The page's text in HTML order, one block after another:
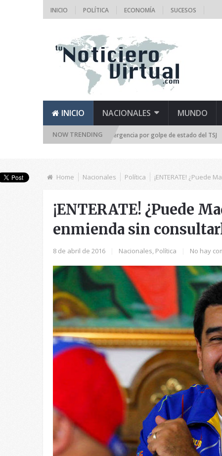
INICIO POLÍTICA ECONOMÍA SUCESOS
INICIO NACIONALES MUNDO
NOW TRENDING
Nacional se reúne de emergencia por golpe de estado del TSJ
Home Nacionales Política ¡ENTERATE! ¿Puede
¡ENTERATE! ¿Puede
enmienda sin
8 de abril de 2016 Nacionales, Política No hay